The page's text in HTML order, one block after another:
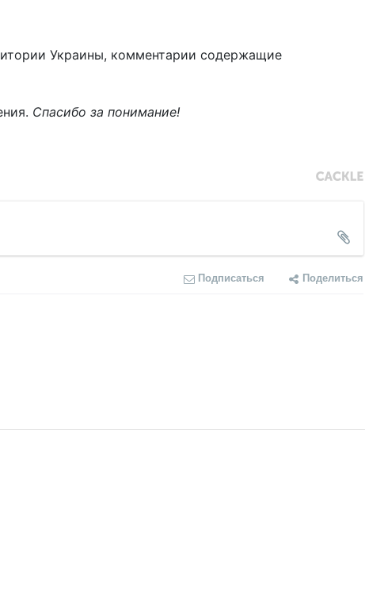
Украины, комментарии содержащие
Спасибо за понимание!
Подписаться Поделиться